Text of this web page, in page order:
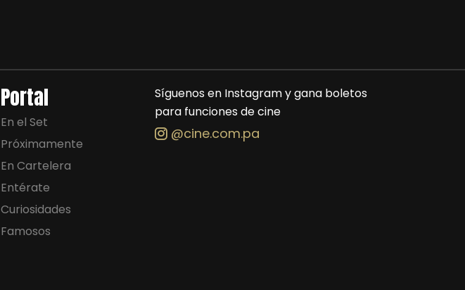
Portal
En el Set
Próximamente
En Cartelera
Entérate
Curiosidades
Famosos
Síguenos en Instagram y gana boletos
para funciones de cine
@cine.com.pa